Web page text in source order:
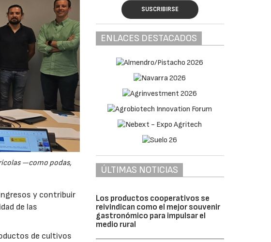
—como podas,
y contribuir
de las
de cultivos
SUSCRIBIRSE
ENLACES DESTACADOS
ÚLTIMAS NOTICIAS
Los productos cooperativos se
reivindican como el mejor souvenir
gastronómico para impulsar el
medio rural